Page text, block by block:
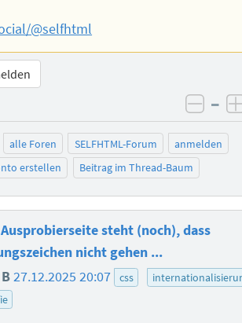
@selfhtml
–
alle Foren SELFHTML-Forum
anmelden
erstellen
Beitrag im Thread-Baum
steht (noch), dass
nicht gehen ...
27.12.2025 20:07 css